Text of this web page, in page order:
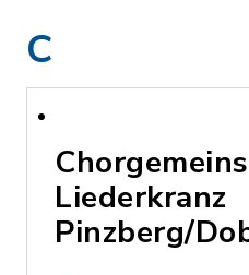
C
Liederkranz
Pinzberg/